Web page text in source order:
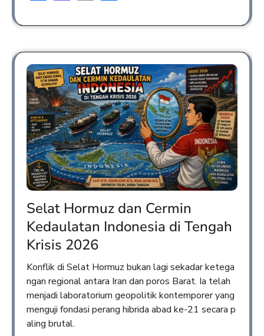
Selat Hormuz dan Cermin
Kedaulatan Indonesia di Tengah
Krisis 2026
Konflik di Selat Hormuz bukan lagi sekadar ketega
ngan regional antara Iran dan poros Barat. Ia telah
menjadi laboratorium geopolitik kontemporer yang
menguji fondasi perang hibrida abad ke-21 secara p
aling brutal.